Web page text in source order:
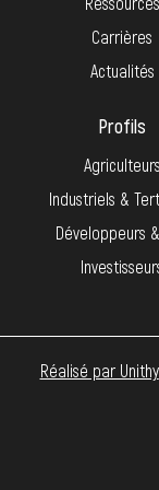
Carrières
Actualités
Profils
Agriculteurs
Industriels &
Développeurs
Réalisé par Unithy